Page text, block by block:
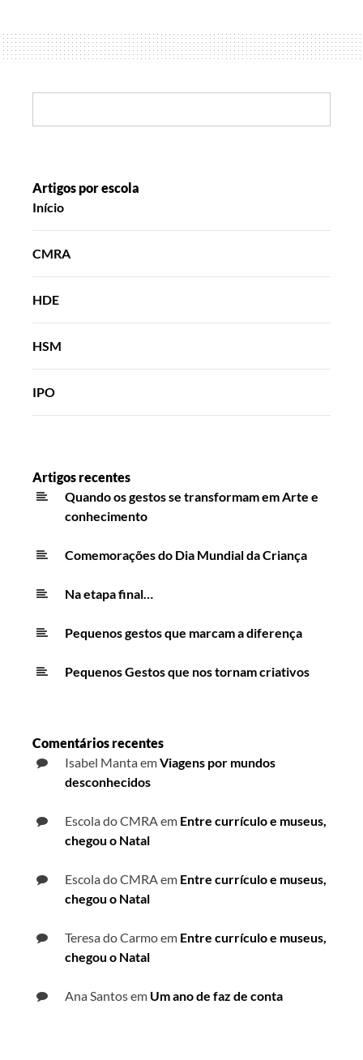
memórias
–
drama
Artigos por escola
Início
CMRA
HDE
HSM
IPO
Artigos recentes
Quando os gestos se transformam em Arte e
conhecimento
Comemorações do Dia Mundial da Criança
Na etapa final…
Pequenos gestos que marcam a diferença
Pequenos Gestos que nos tornam criativos
Comentários recentes
Isabel MantaemViagens por mundos
desconhecidos
Escola do CMRA em Entre currículo e museus,
chegou o Natal
Escola do CMRA em Entre currículo e museus,
chegou o Natal
Teresa do Carmoem Entre currículo e museus,
chegou o Natal
Ana Santosem Um ano de faz de conta